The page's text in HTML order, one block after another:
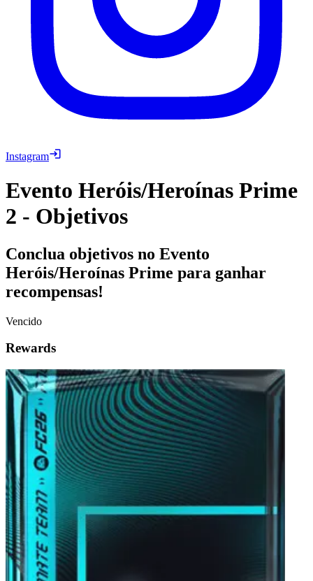
Instagram
Evento Heróis/Heroínas Prime
2 - Objetivos
Conclua objetivos no Evento
Heróis/Heroínas Prime para ganhar
recompensas!
Vencido
Rewards